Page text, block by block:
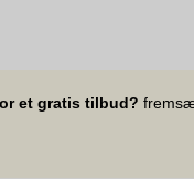
Du kan også tilføje
forskellige produkter
populære
delikatesser, lækker
Hvordan du kan
til modtagerens
forsøder julen med et
et gratis tilbud?